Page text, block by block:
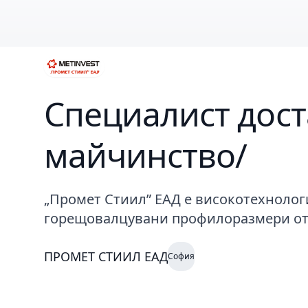
Специалист
майчинство/
„Промет Стиил” ЕАД е
горещовалцувани профилоразмери
процеси и оборудване, усвояване на
ПРОМЕТ СТИИЛ ЕАДСофия